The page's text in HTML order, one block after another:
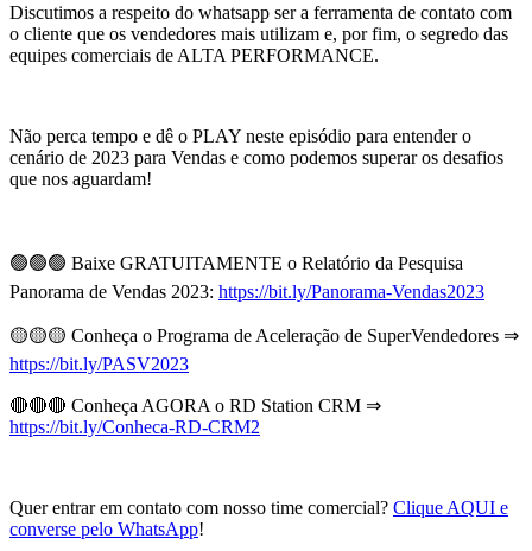
Discutimos a respeito do whatsapp ser a ferramenta de contato com
o cliente que os vendedores mais utilizam e, por fim, o segredo das
equipes comerciais de ALTA PERFORMANCE.
Não perca tempo e dê o PLAY neste episódio para entender o
cenário de 2023 para Vendas e como podemos superar os desafios
que nos aguardam!
🟢🟢🟢 Baixe GRATUITAMENTE o Relatório da Pesquisa
Panorama de Vendas 2023: https://bit.ly/Panorama-Vendas2023
🟡🟡🟡 Conheça o Programa de Aceleração de SuperVendedores ⇒
https://bit.ly/PASV2023
🔴🔴🔴 Conheça AGORA o RD Station CRM ⇒
https://bit.ly/Conheca-RD-CRM2
Quer entrar em contato com nosso time comercial? Clique AQUI e
converse pelo WhatsApp!